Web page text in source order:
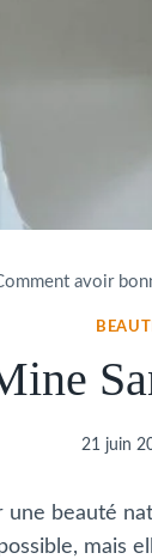
avoir
21 juin
beauté
mais